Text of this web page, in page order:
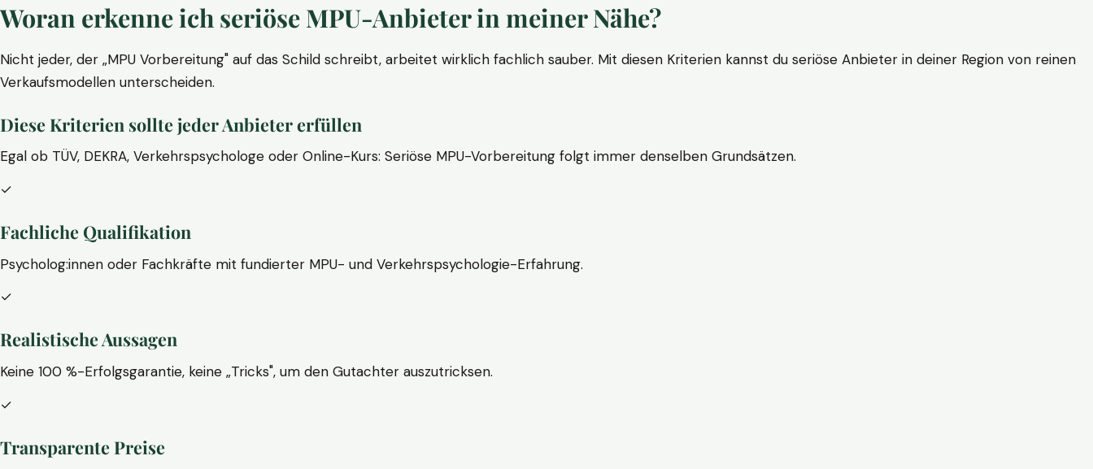
Woran erkenne ich seriöse MPU-Anbieter in meiner Nähe?
Nicht jeder, der „MPU Vorbereitung" auf das Schild schreibt, arbeitet wirklich fachlich sauber. Mit diesen Kriterien kannst du seriöse Anbieter in deiner Region von reinen
Verkaufsmodellen unterscheiden.
Diese Kriterien sollte jeder Anbieter erfüllen
Egal ob TÜV, DEKRA, Verkehrspsychologe oder Online-Kurs: Seriöse MPU-Vorbereitung folgt immer denselben Grundsätzen.
✓
Fachliche Qualifikation
Psycholog:innen oder Fachkräfte mit fundierter MPU- und Verkehrspsychologie-Erfahrung.
✓
Realistische Aussagen
Keine 100 %-Erfolgsgarantie, keine „Tricks", um den Gutachter auszutricksen.
✓
Transparente Preise